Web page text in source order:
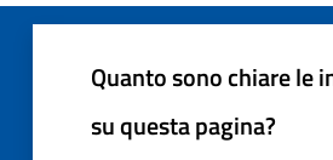
Quanto sono chiare le
su questa pagina?